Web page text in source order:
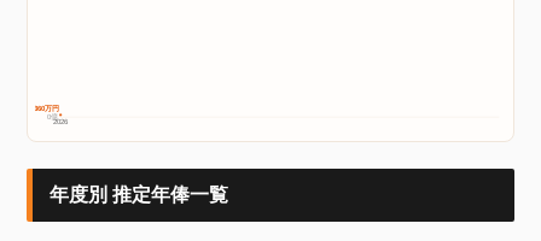
0億
2026
約360万円
年度別 推定年俸一覧